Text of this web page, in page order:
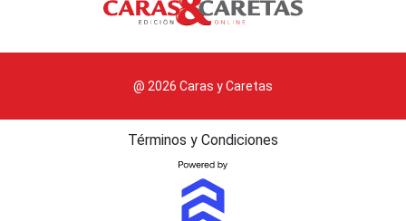
@ 2026 Caras y Caretas
Términos y Condiciones